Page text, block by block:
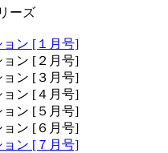
ーズ
ョン [１月号]
ン [２月号]
ン [３月号]
ン [４月号]
ン [５月号]
ン [６月号]
ョン [７月号]